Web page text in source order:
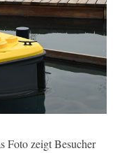
zeigt Besucher